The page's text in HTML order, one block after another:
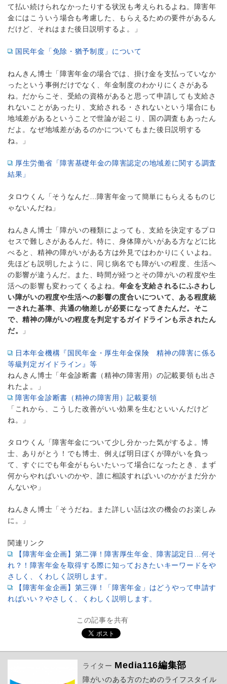
て払い続けられなかったりする状況も考えられるよね。障害年
金にはこういう場合も考慮した、もらえるための要件があるん
だけど、それはまた後日説明するよ。」
国民年金「免除・猶予制度」について
ねんきん博士「障害年金の場合では、掛け金を支払っていなか
ったという事例だけでなく、年金制度のわかりにくさがある
ね。だからこそ、受給の資格があると思って申請しても支給さ
れないことがあったり、支給される・されないという場合にも
地域差があるということで世論が起こり、国の調査もあったん
だよ。なぜ地域差があるのかについてもまた後日説明する
ね。」
厚生労働省「障害基礎年金の障害認定の地域差に関する調査
結果」
タロウくん「そうなんだ…障害年金って簡単にもらえるものじ
ゃないんだね」
ねんきん博士「障がいの種類によっても、支給を決定するプロ
セスで難しさがあるんだ。特に、身体障がいがある方などに比
べると、精神の障がいがある方は外見ではわかりにくいよね。
先ほども説明したように、同じ病名でも障がいの程度、生活へ
の影響が違うんだ。また、時間が経つとその障がいの程度や生
活への影響も変わってくるよね。 年金を支給されるにふさわし
い障がいの程度や生活への影響の度合いについて、ある程度統
一された基準、共通の物差しが必要になってきたんだ。そこ
で、精神の障がいの程度を判定するガイドラインも示されたん
だ。
」
日本年金機構『国民年金・厚生年金保険 精神の障害に係る
等級判定ガイドライン』等
ねんきん博士「年金診断書（精神の障害用）の記載要領も出さ
れたよ。」
障害年金診断書（精神の障害用）記載要領
「これから、こうした改善がいい効果を生むといいんだけど
ね。」
タロウくん「障害年金について少し分かった気がするよ。博
士、ありがとう！でも博士、例えば明日ぼくが障がいを負っ
て、すぐにでも年金がもらいたいって場合になったとき、まず
何からやればいいのかや、誰に相談すればいいのかがまだ分か
んないや」
ねんきん博士「そうだね。また詳しい話は次の機会のお楽しみ
に。」
関連リンク
【障害年金企画】第二弾！障害厚生年金、障害認定日…何そ
れ？！障害年金を取得する際に知っておきたいキーワードをや
さしく、くわしく説明します。
【障害年金企画】第三弾！「障害年金」はどうやって申請す
ればいい？やさしく、くわしく説明します。
この記事を共有
ライター Media116編集部
障がいのある方のためのライフスタイル